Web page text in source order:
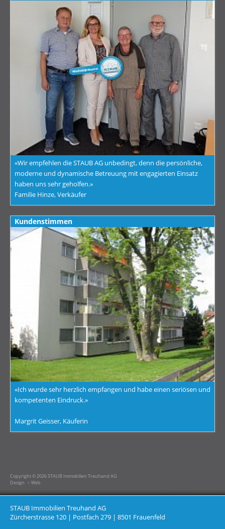
«Wir empfehlen die STAUB AG unbedingt, denn die persönliche,
moderne und dynamische Betreuung mit engagierten Einsatz
haben uns sehr geholfen.»
Familie Hinze, Verkäufer
Kundenstimmen
«Ich wurde sehr herzlich empfangen und habe einen seriösen und
kompetenten Eindruck.»
Margrit Geisser, Käuferin
Copyright © 2026 STAUB Immobilien Treuhand AG
Design • Web
STAUB Immobilien Treuhand AG
Zürcherstrasse 120 | Postfach 279 | 8501 Frauenfeld